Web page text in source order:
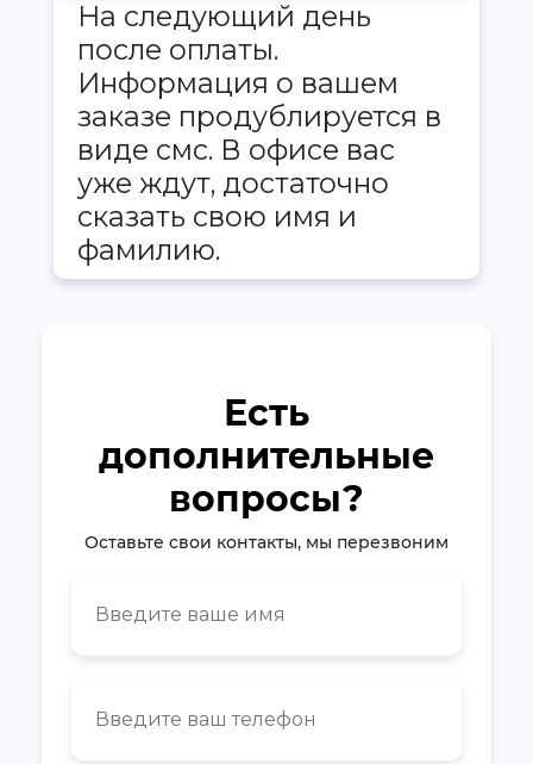
На следующий день
после оплаты.
Информация о вашем
заказе продублируется в
виде смс. В офисе вас
уже ждут, достаточно
сказать свою имя и
фамилию.
Есть
дополнительные
вопросы?
Оставьте свои контакты, мы перезвоним